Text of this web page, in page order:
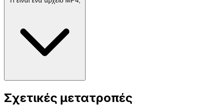
Σχετικές μετατροπές